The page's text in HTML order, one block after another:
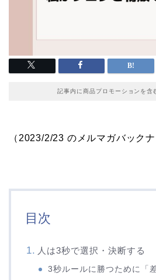
記事内に商品プロモーションを含
（2023/2/23 のメルマガバックナ
目次
人は3秒で選択・決断する
3秒ルールに勝つために「